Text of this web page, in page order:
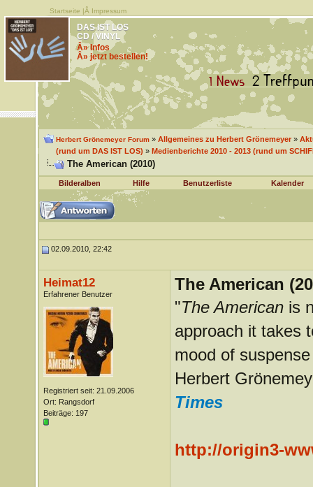
Startseite |Â Impressum
DAS IST LOS
CD / VINYL
Â» Infos
Â» jetzt bestellen!
Herbert Grönemeyer Forum» Allgemeines zu Herbert Grönemeyer»
(rund um DAS IST LOS) » Medienberichte 2010 - 2013 (rund um
The American (2010)
Bilderalben Hilfe Benutzerliste Kalender
02.09.2010, 22:42
Heimat12
Erfahrener Benutzer
Registriert seit: 21.09.2006
Ort: Rangsdorf
Beiträge: 197
The American
"The Americanis
approach it takes
mood of
Herbert
Times
http://origin3-